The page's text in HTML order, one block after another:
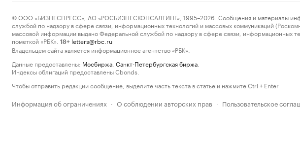
© ООО «БИЗНЕСПРЕСС», АО «РОСБИЗНЕСКОНСАЛТИНГ», 1995–2026. Сообщения и материалы
службой по надзору в сфере связи, информационных технологий и массовых коммуникаций
массовой информации выдано Федеральной службой по надзору в сфере связи,
пометкой «РБК».
18+ letters@rbc.ru
Владельцем сайта является информационное агентство «РБК».
Данные предоставлены: Мосбиржа Санкт-Петербургская биржа
Индексы облигаций предоставлены Cbonds.
Чтобы отправить редакции сообщение, выделите часть текста в статье и нажмите Ctrl + Enter
Информация об ограничениях · О соблюдении авторских прав · Пользовательское